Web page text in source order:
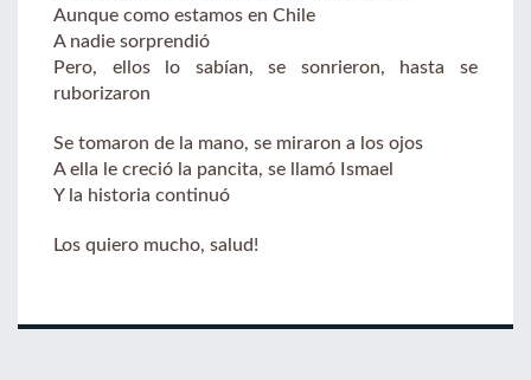
Aunque como estamos en Chile
A nadie sorprendió
Pero, ellos lo sabían, se sonrieron, hasta se
ruborizaron
Se tomaron de la mano, se miraron a los ojos
A ella le creció la pancita, se llamó Ismael
Y la historia continuó
Los quiero mucho, salud!